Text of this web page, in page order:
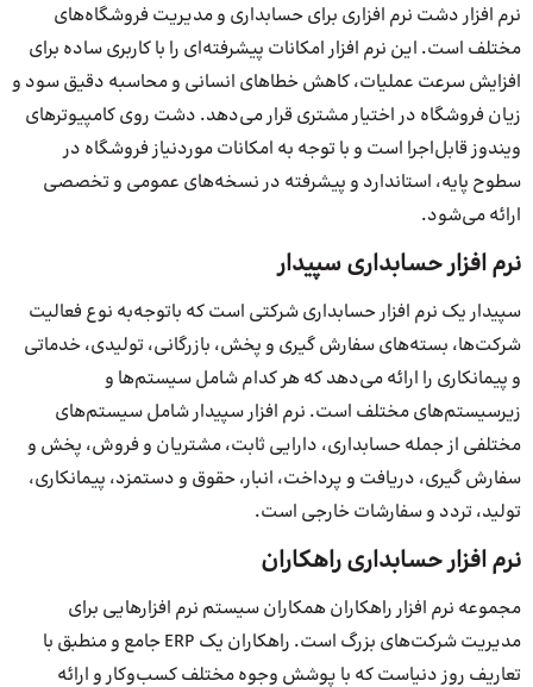
نرم افزار دشت نرم افزاری برای حسابداری و مدیریت فروشگاه‌‌های
مختلف است. این نرم افزار امکانات پیشرفته‌ای را با کاربری ساده برای
افزایش سرعت عملیات، کاهش خطاهای انسانی و محاسبه دقیق سود و
زیان فروشگاه در اختیار مشتری قرار می‌دهد. دشت روی کامپیوترهای
ویندوز قابل‌اجرا است و با توجه به امکانات موردنیاز فروشگاه در
سطوح پایه، استاندارد و پیشرفته در نسخه‌های عمومی و تخصصی
ارائه می‌شود.
نرم افزار حسابداری سپیدار
سپیدار یک نرم افزار حسابداری شرکتی است که باتوجه‌به نوع فعالیت
شرکت‌ها، بسته‌های سفارش گیری و پخش، بازرگانی، تولیدی، خدماتی
و پیمانکاری را ارائه می‌دهد که هر کدام شامل سیستم‌ها و
زیرسیستم‌های مختلف است. نرم افزار سپیدار شامل سیستم‌های
مختلفی از جمله حسابداری، دارایی ثابت، مشتریان و فروش، پخش و
سفارش گیری، دریافت و پرداخت، انبار، حقوق و دستمزد، پیمانکاری،
تولید، تردد و سفارشات خارجی است.
نرم افزار حسابداری راهکاران
مجموعه نرم افزار راهکاران همکاران سیستم نرم افزارهایی برای
مدیریت شرکت‌های بزرگ است. راهکاران یک ERP جامع و منطبق با
تعاریف روز دنیاست که با پوشش وجوه مختلف کسب‌وکار و ارائه